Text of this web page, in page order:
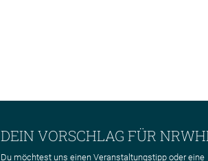
DEIN VORSCHLAG FÜR
Du möchtest uns einen Veranstaltungstipp oder eine